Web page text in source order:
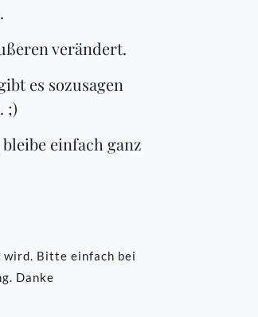
verändert.
es sozusagen
;)
einfach ganz
wird. Bitte einfach bei
Danke